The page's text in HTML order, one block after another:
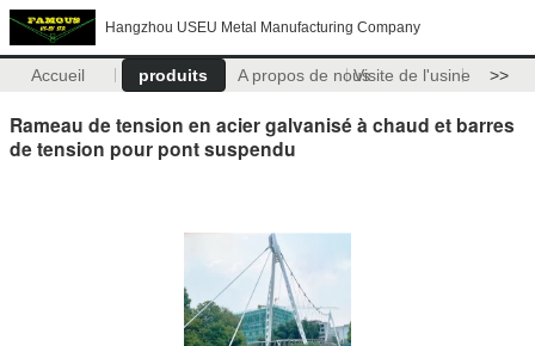
Hangzhou USEU Metal Manufacturing Company
Accueil produits A propos de nousVisite de l'usine >>
Rameau de tension en acier galvanisé à chaud et barres
de tension pour pont suspendu